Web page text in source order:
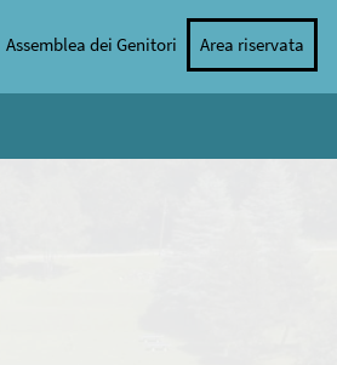
Assemblea dei Genitori Area riservata